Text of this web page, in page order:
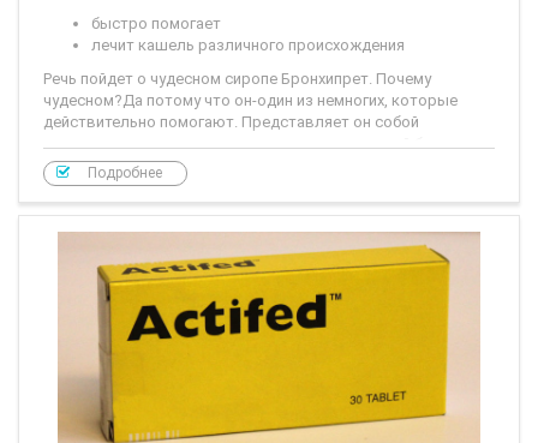
быстро помогает
лечит кашель различного происхождения
Речь пойдет о чудесном сиропе Бронхипрет. Почему
чудесном?Да потому что он-один из немногих, которые
действительно помогают. Представляет он собой
емкостью 100 мл.
По составу:
экстракт плюща
Подробнее